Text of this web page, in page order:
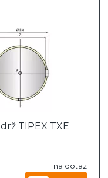
TIPEX TXE
na dotaz